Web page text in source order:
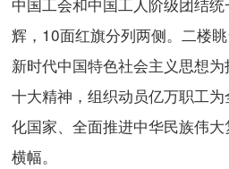
辉，10面红旗分列两侧。二楼
新时代中国特色社会主义思想
十大精神，组织动员亿万职工
化国家、全面推进中华民族伟
横幅。